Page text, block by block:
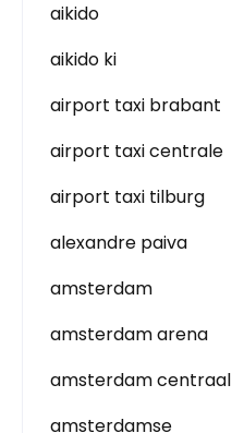
aikido
aikido ki
airport taxi brabant
airport taxi centrale
airport taxi tilburg
alexandre paiva
amsterdam
amsterdam arena
amsterdam centraal
amsterdamse